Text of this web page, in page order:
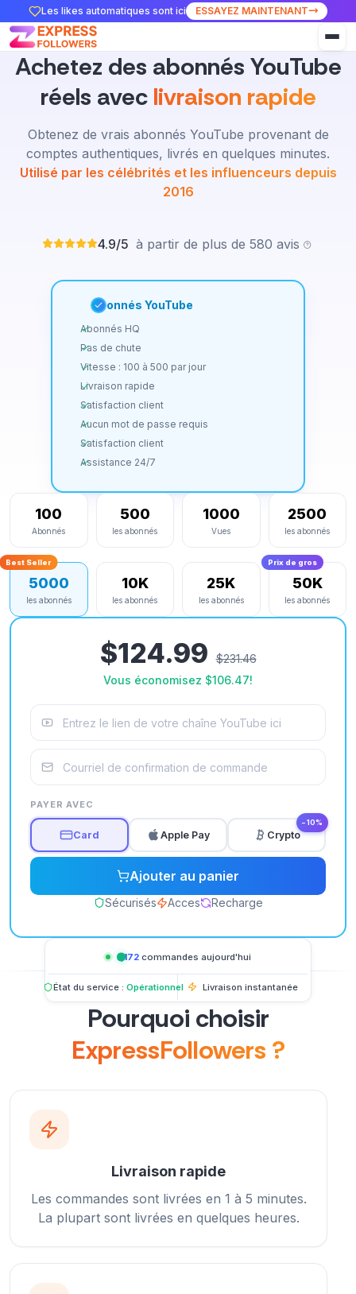
Les likes automatiques sont ici ESSAYEZ MAINTENANT
Achetez des abonnés YouTube
réels avec livraison rapide
Obtenez de vrais abonnés YouTube provenant de
comptes authentiques, livrés en quelques minutes.
Utilisé par les célébrités et les influenceurs depuis
2016
4.9/5 à partir de plus de 580 avis
Abonnés YouTube
Abonnés HQ
Pas de chute
Vitesse : 100 à 500 par jour
Livraison rapide
Satisfaction client
Aucun mot de passe requis
Satisfaction client
Assistance 24/7
100
Abonnés
500
les abonnés
1000
Vues
2500
les abonnés
Best Seller
5000
les abonnés
10K
les abonnés
25K
les abonnés
Prix ​​de gros
50K
les abonnés
$124.99
$231.46
Vous économisez $106.47!
PAYER AVEC
Card Apple Pay Crypto
−10%
Ajouter au panier
Sécurisés Acces Recharge
1,172commandes aujourd'hui
État du service : Opérationnel Livraison instantanée
Pourquoi choisir
ExpressFollowers ?
Livraison rapide
Les commandes sont livrées en 1 à 5 minutes.
La plupart sont livrées en quelques heures.